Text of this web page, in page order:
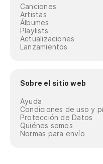
Canciones
Artistas
Álbumes
Playlists
Actualizaciones
Lanzamientos
Sobre el sitio web
Ayuda
Condiciones de uso y
Protección de Datos
Quiénes somos
Normas para envío